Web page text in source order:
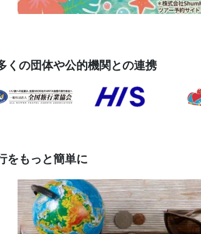
くの団体や公的機関との連携
をもっと簡単に